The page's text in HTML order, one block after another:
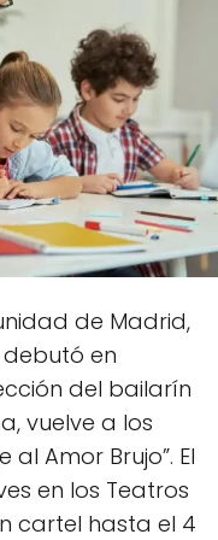
de Madrid,
en
del bailarín
vuelve a los
Amor Brujo”. El
en los Teatros
cartel hasta el 4